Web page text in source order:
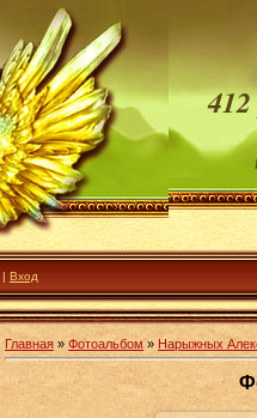
| Вход
Главная » Фотоальбом» Нарыжных